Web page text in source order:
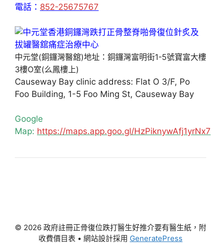
電話： 852-25675767
中元堂(銅鑼灣醫舘)地址：銅鑼灣富明街1-5號寶富大樓
3樓O室(么鳳樓上)
Causeway Bay clinic address: Flat O 3/F, Po
Foo Building, 1-5 Foo Ming St, Causeway Bay
Google
Map: https://maps.app.goo.gl/HzPiknywAfj1yrNx7
© 2026 政府註冊正骨復位跌打醫生好推介要有醫生紙，附
收費價目表 • 網站設計採用 GeneratePress